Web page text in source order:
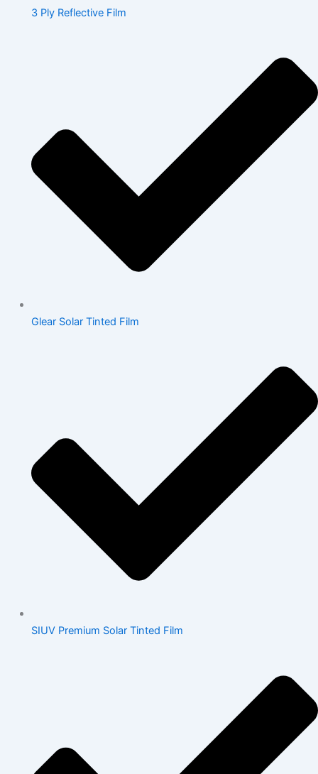
3 Ply Reflective Film
Glear Solar Tinted Film
SIUV Premium Solar Tinted Film